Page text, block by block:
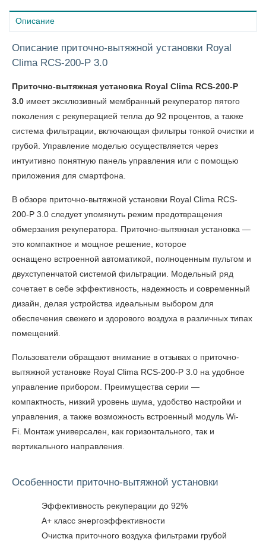
Описание
Описание приточно-вытяжной установки Royal
Clima RCS-200-P 3.0
Приточно-вытяжная установка Royal Clima RCS-200-P
3.0 имеет эксклюзивный мембранный рекуператор пятого
поколения с рекуперацией тепла до 92 процентов, а также
система фильтрации, включающая фильтры тонкой очистки и
грубой. Управление моделью осуществляется через
интуитивно понятную панель управления или с помощью
приложения для смартфона.
В обзоре приточно-вытяжной установки Royal Clima RCS-
200-P 3.0 следует упомянуть режим предотвращения
обмерзания рекуператора. Приточно-вытяжная установка —
это компактное и мощное решение, которое
оснащено встроенной автоматикой, полноценным пультом и
двухступенчатой системой фильтрации. Модельный ряд
сочетает в себе эффективность, надежность и современный
дизайн, делая устройства идеальным выбором для
обеспечения свежего и здорового воздуха в различных типах
помещений.
Пользователи обращают внимание в отзывах о приточно-
вытяжной установке Royal Clima RCS-200-P 3.0 на удобное
управление прибором. Преимущества серии —
компактность, низкий уровень шума, удобство настройки и
управления, а также возможность встроенный модуль Wi-
Fi. Монтаж универсален, как горизонтального, так и
вертикального направления.
Особенности приточно-вытяжной установки
Эффективность рекуперации до 92%
А+ класс энергоэффективности
Очистка приточного воздуха фильтрами грубой